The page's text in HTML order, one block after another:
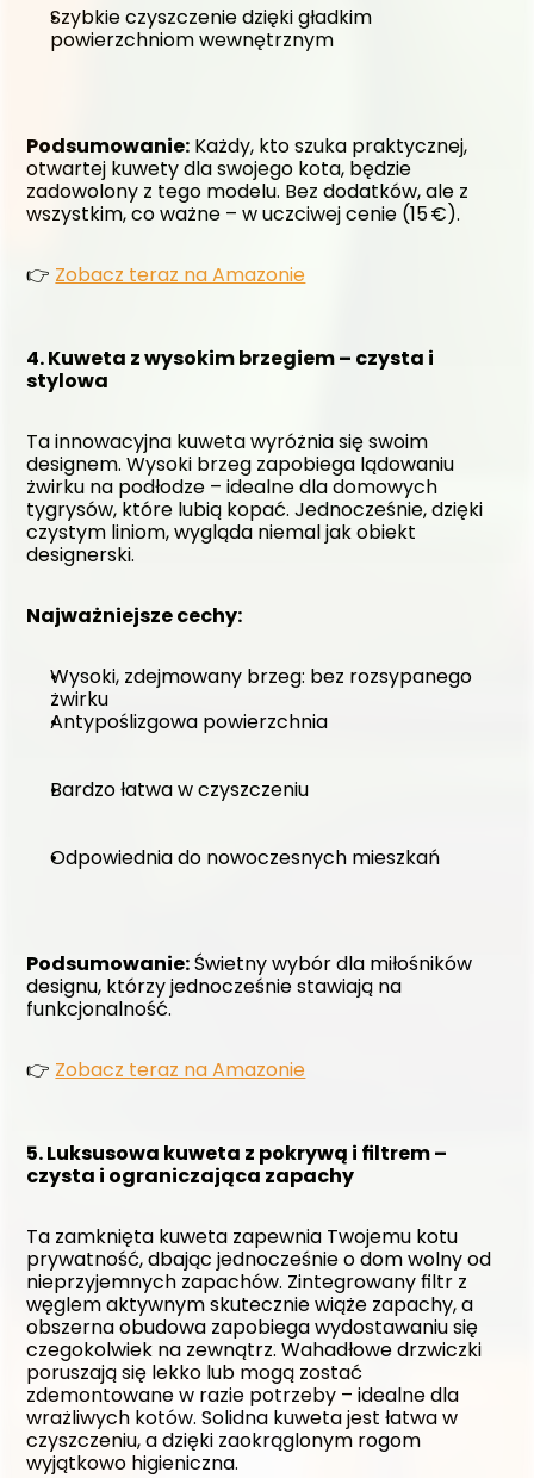
Szybkie czyszczenie dzięki gładkim
powierzchniom wewnętrznym
Podsumowanie: Każdy, kto szuka praktycznej,
otwartej kuwety dla swojego kota, będzie
zadowolony z tego modelu. Bez dodatków, ale z
wszystkim, co ważne – w uczciwej cenie (15 €).
👉 Zobacz teraz na Amazonie
4. Kuweta z wysokim brzegiem – czysta i
stylowa
Ta innowacyjna kuweta wyróżnia się swoim
designem. Wysoki brzeg zapobiega lądowaniu
żwirku na podłodze – idealne dla domowych
tygrysów, które lubią kopać. Jednocześnie, dzięki
czystym liniom, wygląda niemal jak obiekt
designerski.
Najważniejsze cechy:
Wysoki, zdejmowany brzeg: bez rozsypanego
żwirku
Antypoślizgowa powierzchnia
Bardzo łatwa w czyszczeniu
Odpowiednia do nowoczesnych mieszkań
Podsumowanie: Świetny wybór dla miłośników
designu, którzy jednocześnie stawiają na
funkcjonalność.
👉 Zobacz teraz na Amazonie
5. Luksusowa kuweta z pokrywą i filtrem –
czysta i ograniczająca zapachy
Ta zamknięta kuweta zapewnia Twojemu kotu
prywatność, dbając jednocześnie o dom wolny od
nieprzyjemnych zapachów. Zintegrowany filtr z
węglem aktywnym skutecznie wiąże zapachy, a
obszerna obudowa zapobiega wydostawaniu się
czegokolwiek na zewnątrz. Wahadłowe drzwiczki
poruszają się lekko lub mogą zostać
zdemontowane w razie potrzeby – idealne dla
wrażliwych kotów. Solidna kuweta jest łatwa w
czyszczeniu, a dzięki zaokrąglonym rogom
wyjątkowo higieniczna.